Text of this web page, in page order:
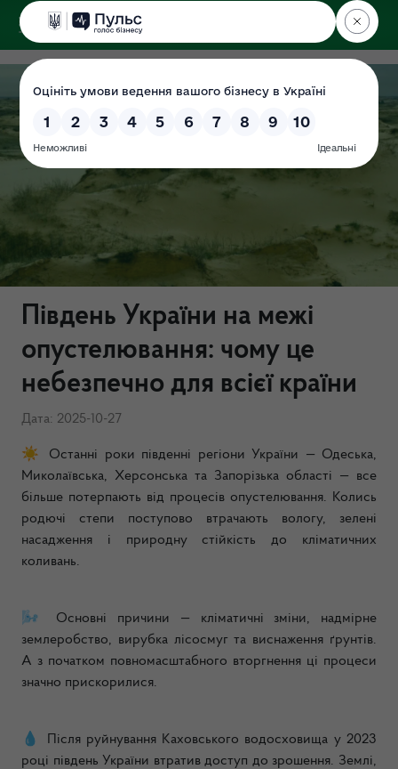
ДЕРЖЕКОІНСПЕКЦІЯ
Південь України на межі
опустелювання: чому це
небезпечно для всієї країни
Дата: 2025-10-27
☀
️ Останні роки південні регіони України — Одеська,
Миколаївська, Херсонська та Запорізька області — все
більше потерпають від процесів опустелювання. Колись
родючі степи поступово втрачають вологу, зелені
насадження і природну стійкість до кліматичних
коливань.
🌬
Основні причини — кліматичні зміни, надмірне
землеробство, вирубка лісосмуг та виснаження ґрунтів.
А з початком повномасштабного вторгнення ці процеси
значно прискорилися.
💧
Після руйнування Каховського водосховища у 2023
році південь України втратив доступ до зрошення. Землі,